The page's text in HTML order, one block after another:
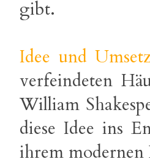
gibt.
Idee und
verfeindeten
William
diese Idee ins
ihrem modernen